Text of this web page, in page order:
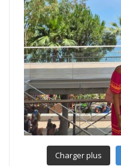
Charger plus